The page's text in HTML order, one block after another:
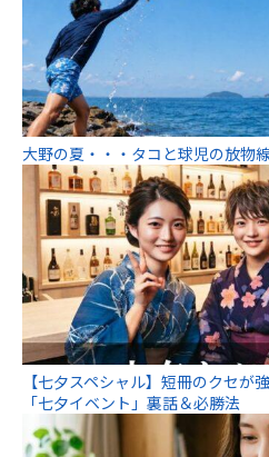
大野の夏・・・タコと球児の放物
【七夕スペシャル】短冊のクセが
「七夕イベント」裏話＆必勝法